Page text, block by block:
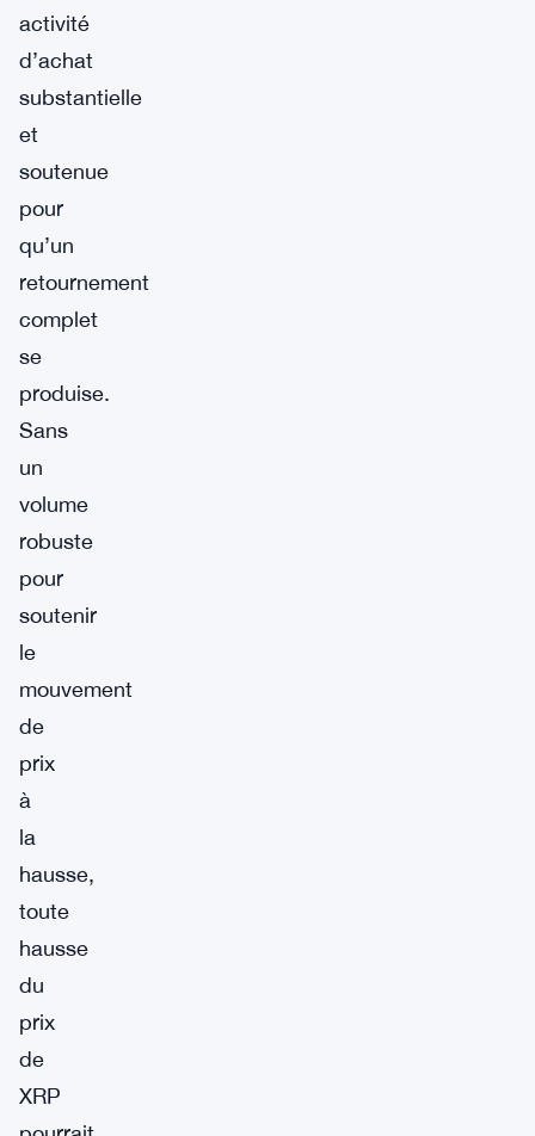
activité
d’achat
substantielle
et
soutenue
pour
qu’un
retournement
complet
se
produise.
Sans
un
volume
robuste
pour
soutenir
le
mouvement
de
prix
à
la
hausse,
toute
hausse
du
prix
de
XRP